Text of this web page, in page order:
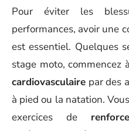
Pour éviter les
performances, avoir une
est essentiel. Quelques
stage moto, commencez
cardiovasculaire par des
à pied ou la natation.
exercices de